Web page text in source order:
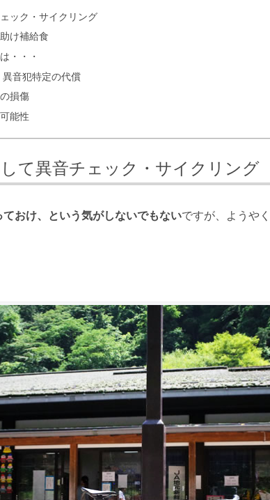
ック・サイクリング
け補給食
・・・
音犯特定の代償
損傷
能性
て異音チェック・サイクリング
おけ、という気がしないでもないですが、ようや